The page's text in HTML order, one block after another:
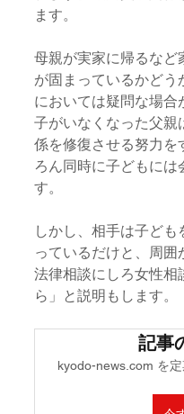
ます。
母親が実家に帰るなど
が固まっているかどう
においては疑問な場
子がいなくなった父親
係を修復させる努力を
ろん同時に子どもには
す。
しかし、相手は子ど
っているだけと、周囲
法律相談にしろ女性相
ら」と説明もします。
記事
kyodo-news.com を定